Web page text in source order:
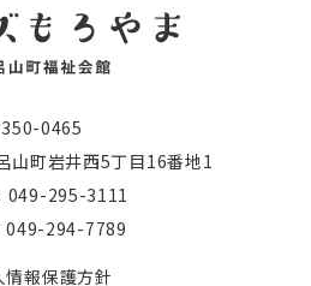
350-0465
山町岩井西5丁目16番地1
049-295-3111
049-294-7789
情報保護方針